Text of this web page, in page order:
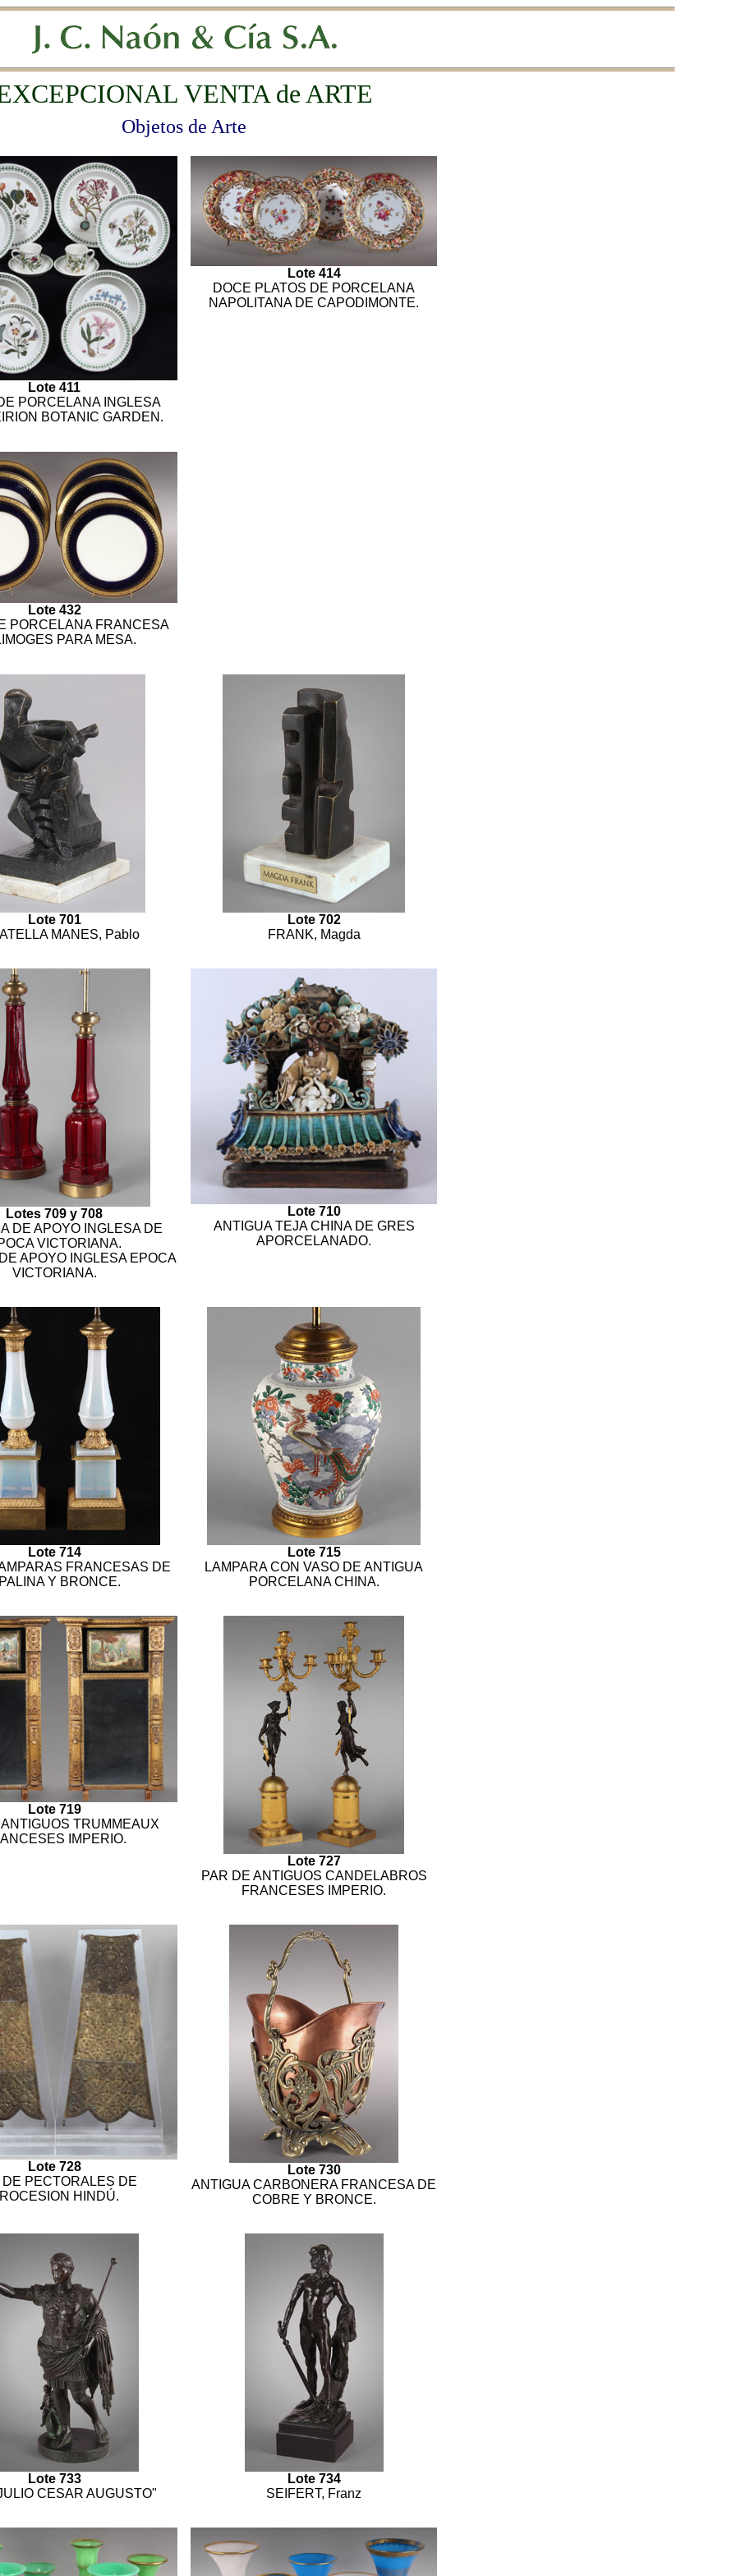
VENTA de ARTE
Objetos de Arte
Lote 411
PORCELANA INGLESA
BOTANIC GARDEN.
Lote 414
DOCE PLATOS DE PORCELANA
NAPOLITANA DE CAPODIMONTE.
Lote 432
PORCELANA FRANCESA
PARA MESA.
Lote 701
MANES, Pablo
Lote 702
FRANK, Magda
Lotes 709 y 708
DE APOYO INGLESA DE
VICTORIANA.
APOYO INGLESA EPOCA
VICTORIANA.
Lote 710
ANTIGUA TEJA CHINA DE GRES
APORCELANADO.
Lote 714
FRANCESAS DE
Y BRONCE.
Lote 715
LAMPARA CON VASO DE ANTIGUA
PORCELANA CHINA.
Lote 719
TRUMMEAUX
IMPERIO.
Lote 727
PAR DE ANTIGUOS CANDELABROS
FRANCESES IMPERIO.
Lote 728
PECTORALES DE
HINDÚ.
Lote 730
ANTIGUA CARBONERA FRANCESA DE
COBRE Y BRONCE.
Lote 733
CESAR AUGUSTO"
Lote 734
SEIFERT, Franz